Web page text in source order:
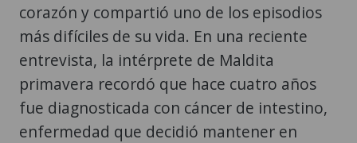
corazón y compartió uno de los episodios
más difíciles de su vida. En una reciente
entrevista, la intérprete de Maldita
primavera recordó que hace cuatro años
fue diagnosticada con cáncer de intestino,
enfermedad que decidió mantener en